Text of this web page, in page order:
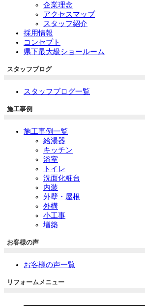
企業理念
アクセスマップ
スタッフ紹介
採用情報
コンセプト
県下最大級ショールーム
スタッフブログ
スタッフブログ一覧
施工事例
施工事例一覧
給湯器
キッチン
浴室
トイレ
洗面化粧台
内装
外壁・屋根
外構
小工事
増築
お客様の声
お客様の声一覧
リフォームメニュー